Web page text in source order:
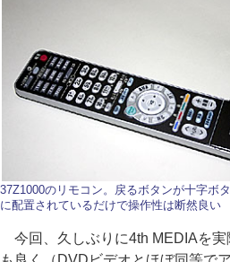
37Z1000のリモコン。戻るボタンが十字ボ
に配置されているだけで操作性は断然良い
今回、久しぶりに4th MEDIAを実